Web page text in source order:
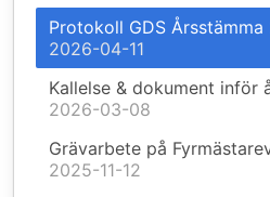
Protokoll GDS Årsstämma
2026-04-11
Kallelse & dokument inför
2026-03-08
Grävarbete på
2025-11-12